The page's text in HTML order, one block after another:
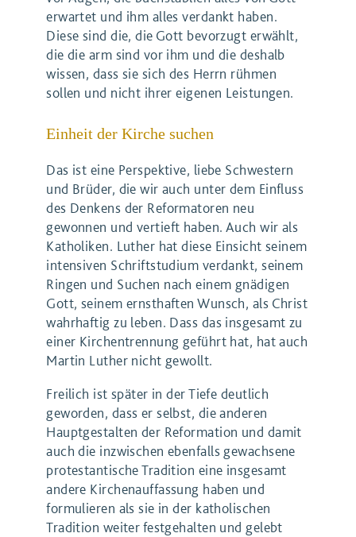
erwartet und ihm alles verdankt haben.
Diese sind die, die Gott bevorzugt erwählt,
die die arm sind vor ihm und die deshalb
wissen, dass sie sich des Herrn rühmen
sollen und nicht ihrer eigenen Leistungen.
Einheit der Kirche suchen
Das ist eine Perspektive, liebe Schwestern
und Brüder, die wir auch unter dem Einfluss
des Denkens der Reformatoren neu
gewonnen und vertieft haben. Auch wir als
Katholiken. Luther hat diese Einsicht seinem
intensiven Schriftstudium verdankt, seinem
Ringen und Suchen nach einem gnädigen
Gott, seinem ernsthaften Wunsch, als Christ
wahrhaftig zu leben. Dass das insgesamt zu
einer Kirchentrennung geführt hat, hat auch
Martin Luther nicht gewollt.
Freilich ist später in der Tiefe deutlich
geworden, dass er selbst, die anderen
Hauptgestalten der Reformation und damit
auch die inzwischen ebenfalls gewachsene
protestantische Tradition eine insgesamt
andere Kirchenauffassung haben und
formulieren als sie in der katholischen
Tradition weiter festgehalten und gelebt